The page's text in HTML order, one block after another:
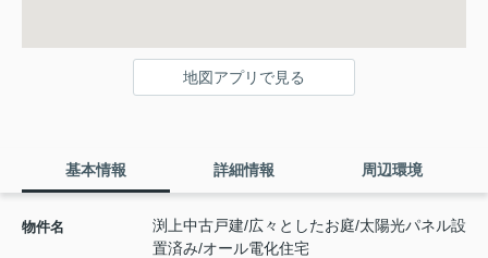
地図アプリで見る
基本情報 詳細情報 周辺環境
物件名
渕上中古戸建/広々としたお庭/太陽光パネル設
置済み/オール電化住宅